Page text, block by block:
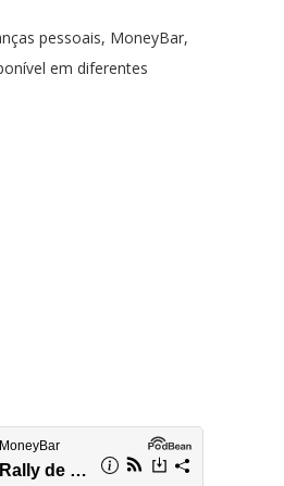
pessoais, MoneyBar,
em diferentes